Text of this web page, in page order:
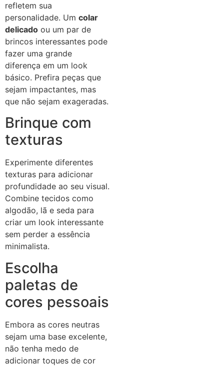
refletem sua
personalidade. Um colar
delicado ou um par de
brincos interessantes pode
fazer uma grande
diferença em um look
básico. Prefira peças que
sejam impactantes, mas
que não sejam exageradas.
Brinque com
texturas
Experimente diferentes
texturas para adicionar
profundidade ao seu visual.
Combine tecidos como
algodão, lã e seda para
criar um look interessante
sem perder a essência
minimalista.
Escolha
paletas de
cores pessoais
Embora as cores neutras
sejam uma base excelente,
não tenha medo de
adicionar toques de cor